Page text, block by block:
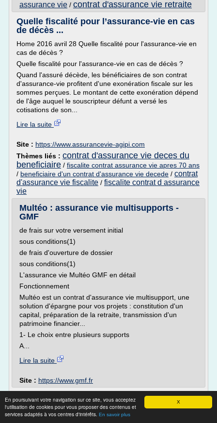
X
En poursuivant votre navigation sur ce site, vous acceptez
l'utilisation de cookies pour vous proposer des contenus et
services adaptés à vos centres d'intérêts. En savoir plus
assurance vie / contrat d'assurance vie retraite
Quelle fiscalité pour l’assurance-vie en cas
de décès ...
Home 2016 avril 28 Quelle fiscalité pour l'assurance-vie en
cas de décès ?
Quelle fiscalité pour l'assurance-vie en cas de décès ?
Quand l'assuré décède, les bénéficiaires de son contrat
d'assurance-vie profitent d'une exonération fiscale sur les
sommes perçues. Le montant de cette exonération dépend
de l'âge auquel le souscripteur défunt a versé les
cotisations de son...
Lire la suite
Site : https://www.assurancevie-agipi.com
Thèmes liés : contrat d'assurance vie deces du
beneficiaire / fiscalite contrat assurance vie apres 70 ans
/ beneficiaire d'un contrat d'assurance vie decede / contrat
d'assurance vie fiscalite / fiscalite contrat d assurance
vie
Multéo : assurance vie multisupports -
GMF
de frais sur votre versement initial
sous conditions(1)
de frais d'ouverture de dossier
sous conditions(1)
L'assurance vie Multéo GMF en détail
Fonctionnement
Multéo est un contrat d'assurance vie multisupport, une
solution d'épargne pour vos projets : constitution d'un
capital, préparation de la retraite, transmission d'un
patrimoine financier...
1- Le choix entre plusieurs supports
A...
Lire la suite
Site : https://www.gmf.fr
La fiscalité de votre contrat d’assurance vie
Impossible de charger la transcription interactive.